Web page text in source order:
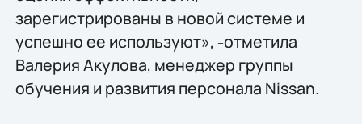
зарегистрированы в новой системе и
успешно ее используют», –отметила
Валерия Акулова, менеджер группы
обучения и развития персонала Nissan.